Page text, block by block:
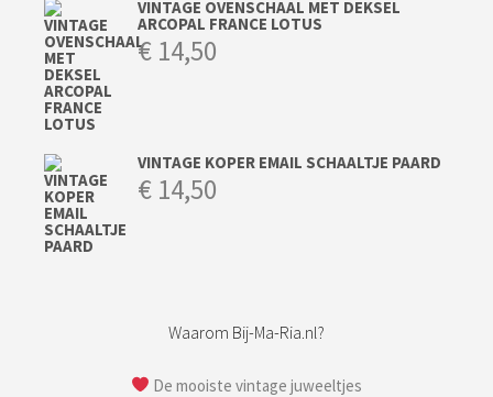
VINTAGE OVENSCHAAL MET DEKSEL
ARCOPAL FRANCE LOTUS
€ 14,50
VINTAGE KOPER EMAIL SCHAALTJE PAARD
€ 14,50
Waarom Bij-Ma-Ria.nl?
De mooiste vintage juweeltjes